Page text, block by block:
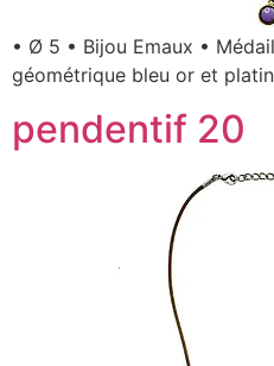
• Ø 5 • Bijou Emaux •
géométrique bleu or et
pendentif 20